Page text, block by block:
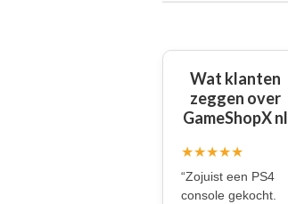
Wat klanten
zeggen over
GameShopX nl
★★★★★
“Zojuist een PS4
console gekocht.